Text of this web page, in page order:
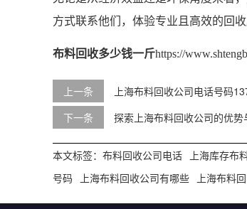
方式联系他们，体验专业且高效的回收
布料回收多少钱一斤https://
上一条
上海布料回收公司电话号码
下一条
探索上海布料回收公司的优势
本文标签： 布料回收公司电话 上海库存布
号码
上海布料回收公司有哪些 上海布料